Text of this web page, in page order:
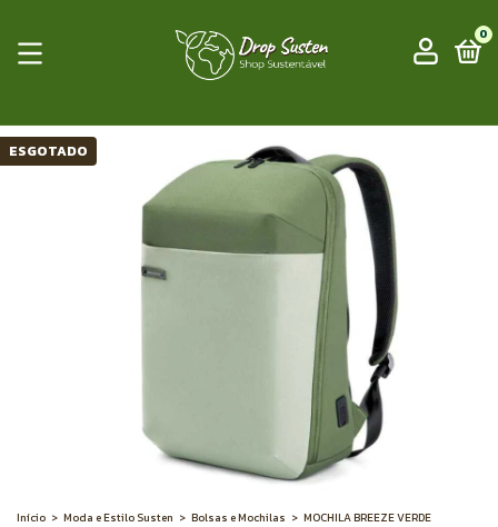
0
ESGOTADO
Início > Moda e Estilo Susten > Bolsas e Mochilas > MOCHILA BREEZE VERDE